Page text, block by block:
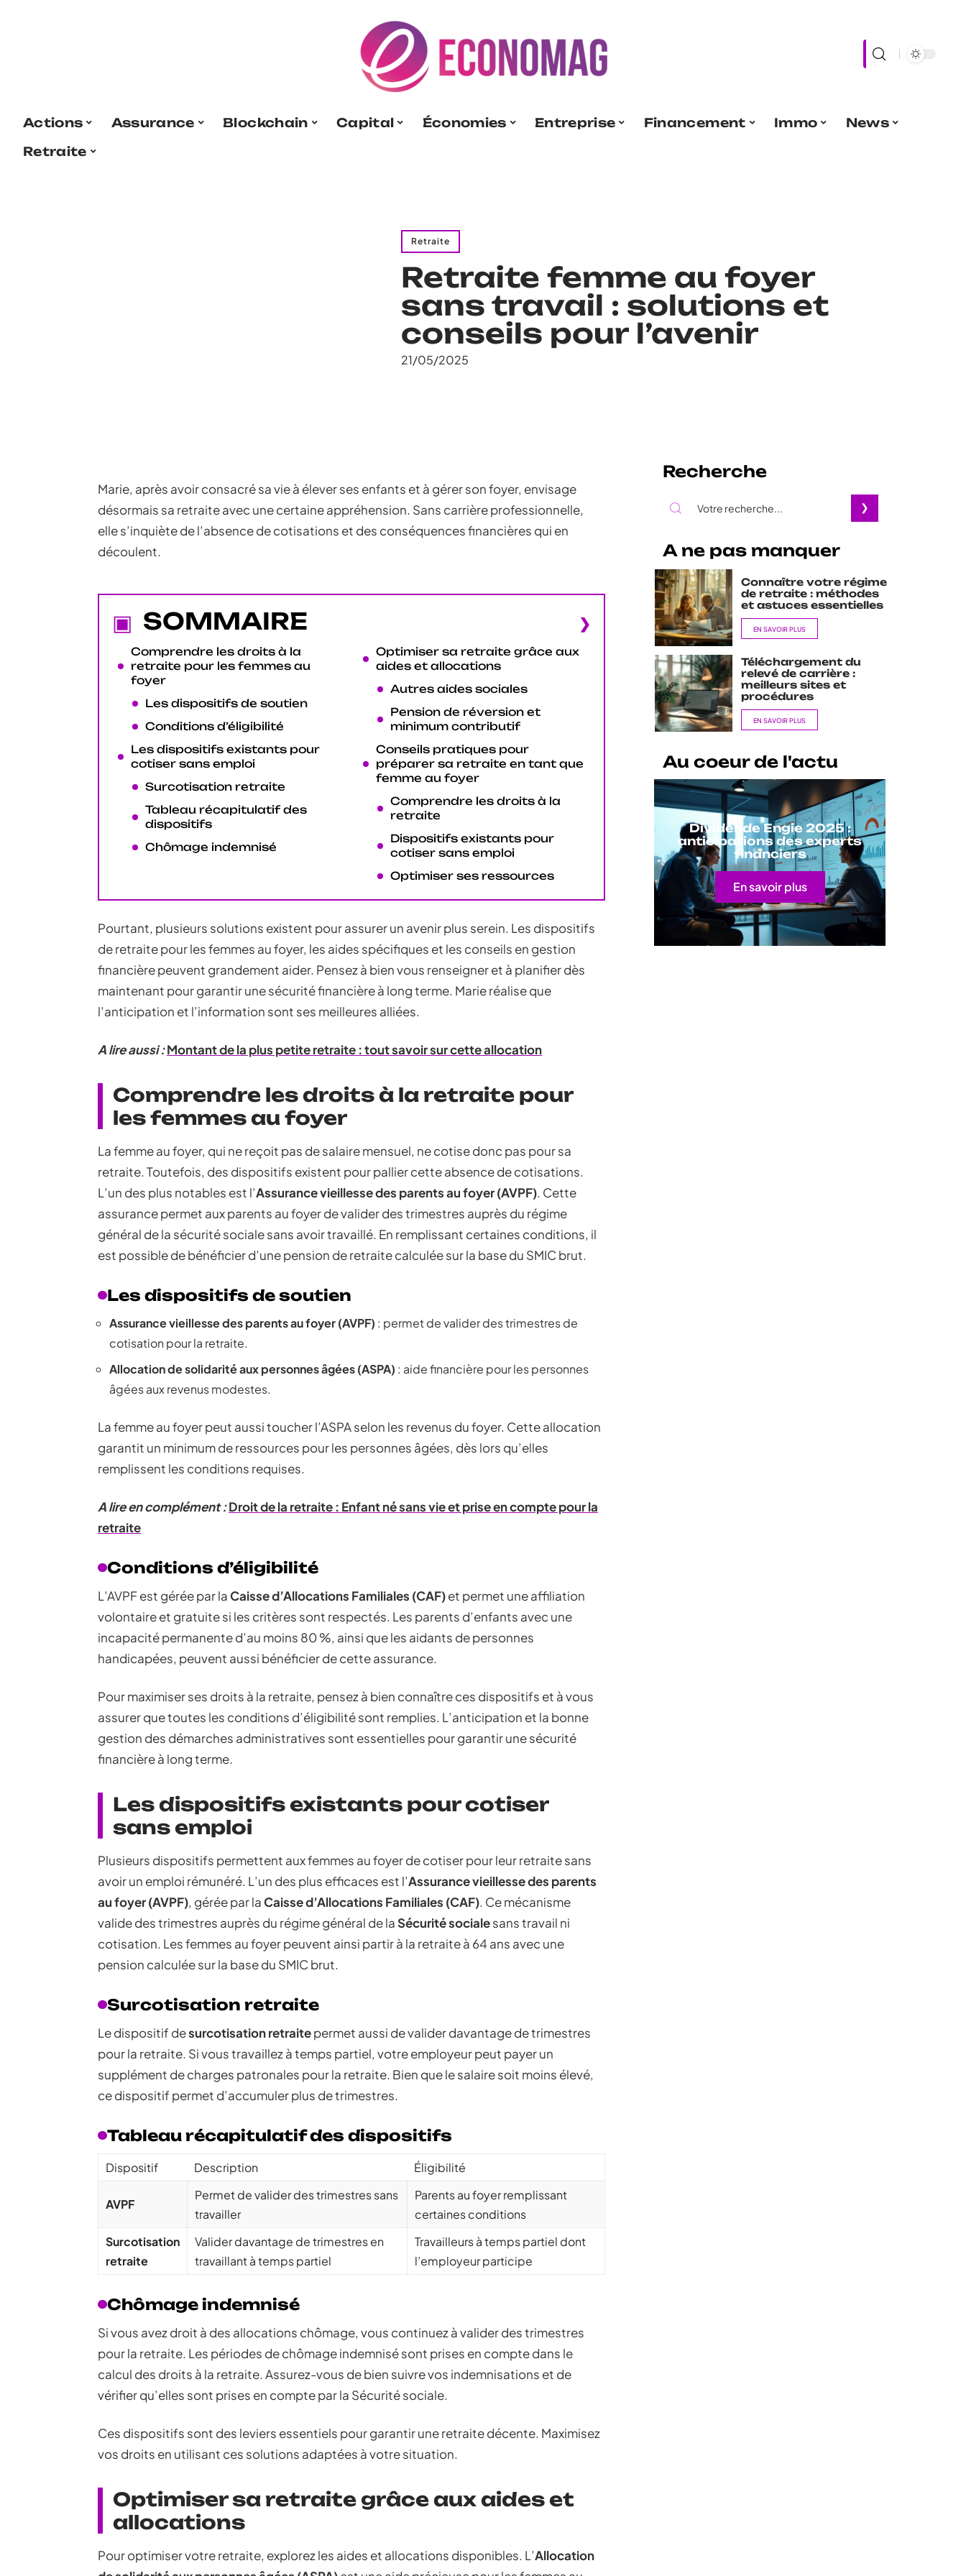
Actions Assurance Blockchain Capital Économies Entreprise Financement Immo
News
Retraite
Retraite
Retraite femme au foyer
sans travail : solutions et
conseils pour l’avenir
21/05/2025
Marie, après avoir consacré sa vie à élever ses enfants et à gérer son foyer, envisage
désormais sa retraite avec une certaine appréhension. Sans carrière professionnelle,
elle s’inquiète de l’absence de cotisations et des conséquences financières qui en
découlent.
SOMMAIRE
Comprendre les droits à la
retraite pour les femmes au
foyer
Les dispositifs de soutien
Conditions d’éligibilité
Les dispositifs existants pour
cotiser sans emploi
Surcotisation retraite
Tableau récapitulatif des
dispositifs
Chômage indemnisé
Optimiser sa retraite grâce aux
aides et allocations
Autres aides sociales
Pension de réversion et
minimum contributif
Conseils pratiques pour
préparer sa retraite en tant que
femme au foyer
Comprendre les droits à la
retraite
Dispositifs existants pour
cotiser sans emploi
Optimiser ses ressources
Pourtant, plusieurs solutions existent pour assurer un avenir plus serein. Les dispositifs
de retraite pour les femmes au foyer, les aides spécifiques et les conseils en gestion
financière peuvent grandement aider. Pensez à bien vous renseigner et à planifier dès
maintenant pour garantir une sécurité financière à long terme. Marie réalise que
l’anticipation et l’information sont ses meilleures alliées.
A lire aussi :Montant de la plus petite retraite : tout savoir sur cette allocation
Comprendre les droits à la retraite pour
les femmes au foyer
La femme au foyer, qui ne reçoit pas de salaire mensuel, ne cotise donc pas pour sa
retraite. Toutefois, des dispositifs existent pour pallier cette absence de cotisations.
L’un des plus notables est l’Assurance vieillesse des parents au foyer (AVPF). Cette
assurance permet aux parents au foyer de valider des trimestres auprès du régime
général de la sécurité sociale sans avoir travaillé. En remplissant certaines conditions, il
est possible de bénéficier d’une pension de retraite calculée sur la base du SMIC brut.
Les dispositifs de soutien
Assurance vieillesse des parents au foyer (AVPF) : permet de valider des trimestres de
cotisation pour la retraite.
Allocation de solidarité aux personnes âgées (ASPA) : aide financière pour les personnes
âgées aux revenus modestes.
La femme au foyer peut aussi toucher l’ASPA selon les revenus du foyer. Cette allocation
garantit un minimum de ressources pour les personnes âgées, dès lors qu’elles
remplissent les conditions requises.
A lire en complément :Droit de la retraite : Enfant né sans vie et prise en compte pour la
retraite
Conditions d’éligibilité
L’AVPF est gérée par laCaisse d’Allocations Familiales (CAF)et permet une affiliation
volontaire et gratuite si les critères sont respectés. Les parents d’enfants avec une
incapacité permanente d’au moins 80 %, ainsi que les aidants de personnes
handicapées, peuvent aussi bénéficier de cette assurance.
Pour maximiser ses droits à la retraite, pensez à bien connaître ces dispositifs et à vous
assurer que toutes les conditions d’éligibilité sont remplies. L’anticipation et la bonne
gestion des démarches administratives sont essentielles pour garantir une sécurité
financière à long terme.
Les dispositifs existants pour cotiser
sans emploi
Plusieurs dispositifs permettent aux femmes au foyer de cotiser pour leur retraite sans
avoir un emploi rémunéré. L’un des plus efficaces est l’Assurance vieillesse des parents
au foyer (AVPF), gérée par laCaisse d’Allocations Familiales (CAF). Ce mécanisme
valide des trimestres auprès du régime général de la Sécurité socialesans travail ni
cotisation. Les femmes au foyer peuvent ainsi partir à la retraite à 64 ans avec une
pension calculée sur la base du SMIC brut.
Surcotisation retraite
Le dispositif desurcotisation retraitepermet aussi de valider davantage de trimestres
pour la retraite. Si vous travaillez à temps partiel, votre employeur peut payer un
supplément de charges patronales pour la retraite. Bien que le salaire soit moins élevé,
ce dispositif permet d’accumuler plus de trimestres.
Tableau récapitulatif des dispositifs
Dispositif Description Éligibilité
AVPF
Permet de valider des trimestres sans
travailler
Parents au foyer remplissant
certaines conditions
Surcotisation
retraite
Valider davantage de trimestres en
travaillant à temps partiel
Travailleurs à temps partiel dont
l’employeur participe
Chômage indemnisé
Si vous avez droit à des allocations chômage, vous continuez à valider des trimestres
pour la retraite. Les périodes de chômage indemnisé sont prises en compte dans le
calcul des droits à la retraite. Assurez-vous de bien suivre vos indemnisations et de
vérifier qu’elles sont prises en compte par la Sécurité sociale.
Ces dispositifs sont des leviers essentiels pour garantir une retraite décente. Maximisez
vos droits en utilisant ces solutions adaptées à votre situation.
Optimiser sa retraite grâce aux aides et
allocations
Pour optimiser votre retraite, explorez les aides et allocations disponibles. L’Allocation
Recherche
A ne pas manquer
Connaître votre régime
de retraite : méthodes
et astuces essentielles
EN SAVOIR PLUS
Téléchargement du
relevé de carrière :
meilleurs sites et
procédures
EN SAVOIR PLUS
Au coeur de l'actu
Dividende Engie 2025 :
anticipations des experts
financiers
En savoir plus